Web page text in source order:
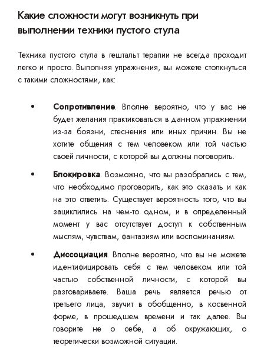
Какие сложности могут возникнуть при
выполнении техники пустого стула
Техника пустого стула в гештальт терапии не всегда проходит
легко и просто. Выполняя упражнения, вы можете столкнуться
с такими сложностями, как:
Сопротивление. Вполне вероятно, что у вас не
будет желания практиковаться в данном упражнении
из-за боязни, стеснения или иных причин. Вы не
хотите общения с тем человеком или той частью
своей личности, с которой вы должны поговорить.
Блокировка. Возможно, что вы разобрались с тем,
что необходимо проговорить, как это сказать и как
на это ответить. Существует вероятность того, что вы
зациклились на чем-то одном, и в определенный
момент у вас отсутствует доступ к собственным
мыслям, чувствам, фантазиям или воспоминаниям.
Диссоциация. Вполне вероятно, что вы не можете
идентифицировать себя с тем человеком или той
частью собственной личности, с которой вы
разговариваете. Ваша речь является речью от
третьего лица, звучит в обобщенно, в косвенной
форме, в прошедшем времени и так далее. Вы
говорите не о себе, а об окружающих, о
теоретически возможной ситуации.